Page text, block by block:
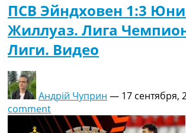
ПСВ Эйндховен 1:3
Жиллуаз. Лига
Лиги. Видео
Андрій Чуприн — 17 сентября,
comment